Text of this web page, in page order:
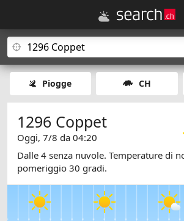
Piogge CH
1296 Coppet
Oggi, 7/8 da 04:20
Dalle 4 senza nuvole. Temperature di
pomeriggio 30 gradi.